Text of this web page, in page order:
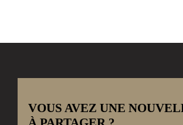
VOUS AVEZ UNE